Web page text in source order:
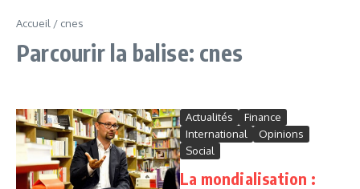
Accueil / cnes
Parcourir la balise: cnes
Actualités
Finance
International
Opinions
Social
La mondialisation :